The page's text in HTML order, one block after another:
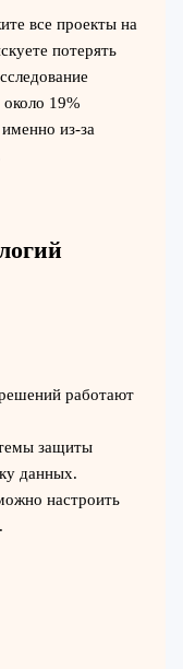
все проекты на
потерять
19%
из-за
работают
защиты
данных.
настроить